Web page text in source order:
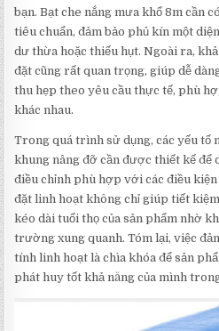
bạn. Bạt che nắng mưa khổ 8m cần
tiêu chuẩn, đảm bảo phủ kín một
dư thừa hoặc thiếu hụt. Ngoài ra,
đặt cũng rất quan trọng, giúp dễ
thu hẹp theo yêu cầu thực tế, phù
khác nhau.
Trong quá trình sử dụng, các yếu tố
khung nâng đỡ cần được thiết kế để
điều chỉnh phù hợp với các điều
đặt linh hoạt không chỉ giúp tiết
kéo dài tuổi thọ của sản phẩm nhờ
trường xung quanh. Tóm lại, việc
tính linh hoạt là chìa khóa để sản
phát huy tốt khả năng của mình